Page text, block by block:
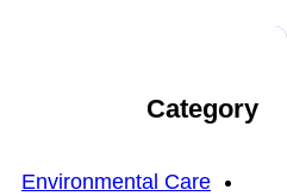
Category
Environmental Care